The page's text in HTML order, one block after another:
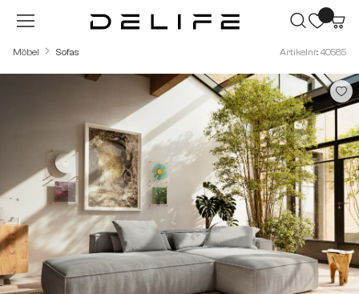
Zum Hauptinhalt springen
Möbel Sofas Artikelnr.: 40585
Bildergalerie überspringen